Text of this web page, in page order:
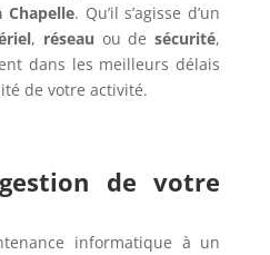
Chapelle. Qu’il s’agisse d’un
, réseau ou desécurité,
dans les meilleurs délais
de votre activité.
de votre
informatique à un